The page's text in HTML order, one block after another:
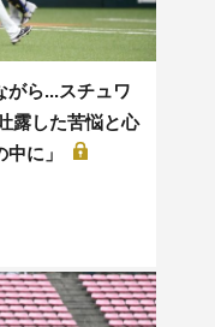
がら...スチュワ
露した苦悩と心
中に」